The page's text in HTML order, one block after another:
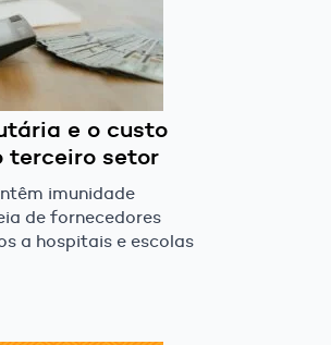
e o custo
terceiro setor
imunidade
de fornecedores
a hospitais e escolas